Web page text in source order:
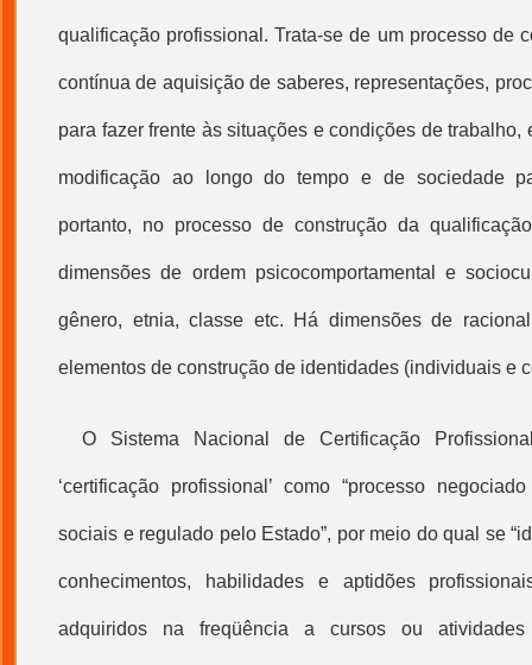
qualificação profissional . Trata-se de um processo de
contínua de aquisição de saberes, representações,
para fazer frente às situações e condições de trabalho,
modificação ao longo do tempo e de sociedade
portanto, no processo de construção da qualificação
dimensões de ordem psicocomportamental e
gênero, etnia, classe etc. Há dimensões de
elementos de construção de identidades (individuais e
O Sistema Nacional de Certificação
‘certificação profissional ’ como “processo
sociais e regulado pelo Estado”, por meio do qual se
conhecimentos, habilidades e aptidões
adquiridos na freqüência a cursos ou